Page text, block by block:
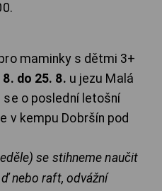
maminky s dětmi 3+
8. do 25. 8. u jezu Malá
se o poslední letošní
v kempu Dobršín pod
se stihneme naučit
nebo raft, odvážní